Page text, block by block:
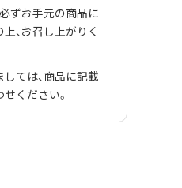
ずお手元の商品に
、お召し上がりく
ては、商品に記載
ください。